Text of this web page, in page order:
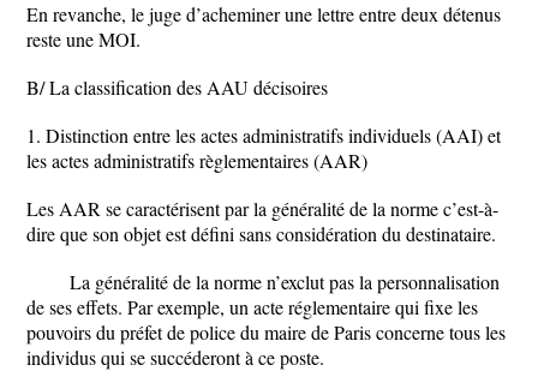
En revanche, le juge d’acheminer une lettre entre deux détenus
reste une MOI.
B/ La classification des AAU décisoires
1. Distinction entre les actes administratifs individuels (AAI) et
les actes administratifs règlementaires (AAR)
Les AAR se caractérisent par la généralité de la norme c’est-à-
dire que son objet est défini sans considération du destinataire.
La généralité de la norme n’exclut pas la personnalisation
de ses effets. Par exemple, un acte réglementaire qui fixe les
pouvoirs du préfet de police du maire de Paris concerne tous les
individus qui se succéderont à ce poste.